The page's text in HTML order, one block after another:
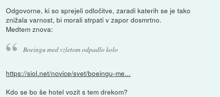
Odgovorne, ki so sprejeli odločitve, zaradi katerih se je tako
znižala varnost, bi morali strpati v zapor dosmrtno.
Medtem znova:
Boeingu med vzletom odpadlo kolo
https://siol.net/novice/svet/boeingu-me...
Kdo se bo še hotel vozit s tem drekom?